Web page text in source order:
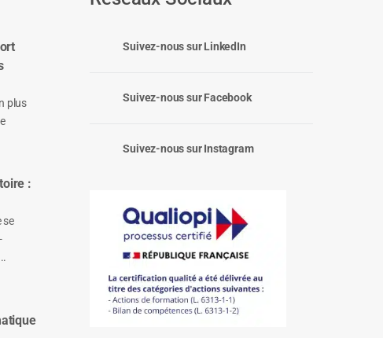
plus
:
se
Suivez-nous sur LinkedIn
Suivez-nous sur Facebook
Suivez-nous sur Instagram